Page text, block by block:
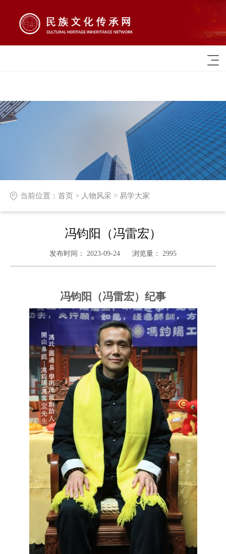

当前位置： 首页 > 人物风采 > 易学大家
​冯钧阳（冯雷宏）
发布时间： 2023-09-24 浏览量： 2995
冯钧阳（冯雷宏）纪事